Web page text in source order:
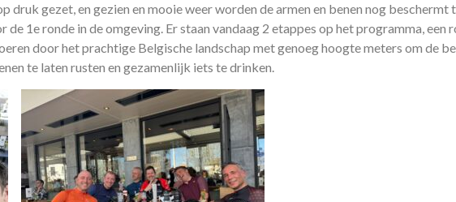
druk gezet, en gezien en mooie weer worden de armen en benen nog beschermt
1e ronde in de omgeving. Er staan vandaag 2 etappes op het programma, een
door het prachtige Belgische landschap met genoeg hoogte meters om de
te laten rusten en gezamenlijk iets te drinken.